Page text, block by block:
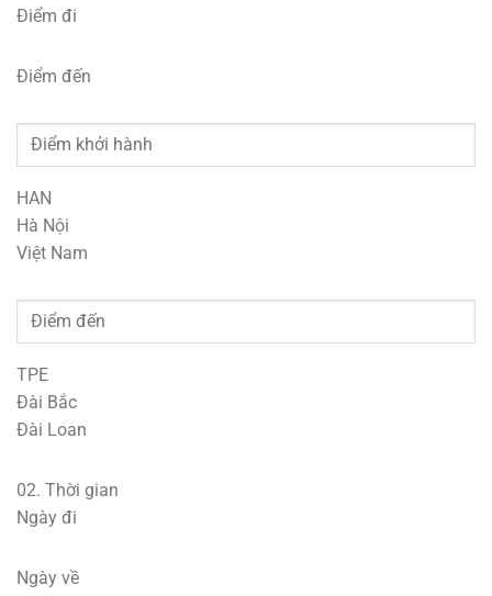
Điểm đi
Điểm đến
HAN
Hà Nội
Việt Nam
TPE
Đài Bắc
Đài Loan
02. Thời gian
Ngày đi
Ngày về